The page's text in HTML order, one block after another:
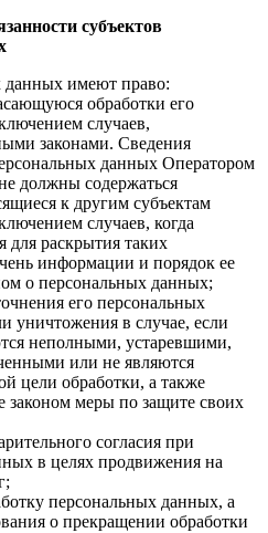
субъектов
данных имеют право:
обработки его
случаев,
законами. Сведения
данных Оператором
должны содержаться
к другим субъектам
случаев, когда
для раскрытия таких
информации и порядок ее
о персональных данных;
его персональных
уничтожения в случае, если
неполными, устаревшими,
или не являются
цели обработки, а также
законом меры по защите своих
согласия при
в целях продвижения на
персональных данных, а
о прекращении обработки